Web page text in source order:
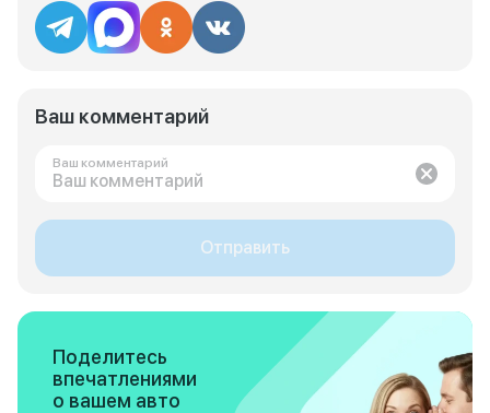
Ваш комментарий
Ваш комментарий
Отправить
Поделитесь
впечатлениями
о вашем авто